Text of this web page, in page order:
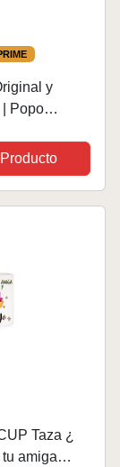
y
| Popo
|
Hombre
Niña
Taza ¿
amiga